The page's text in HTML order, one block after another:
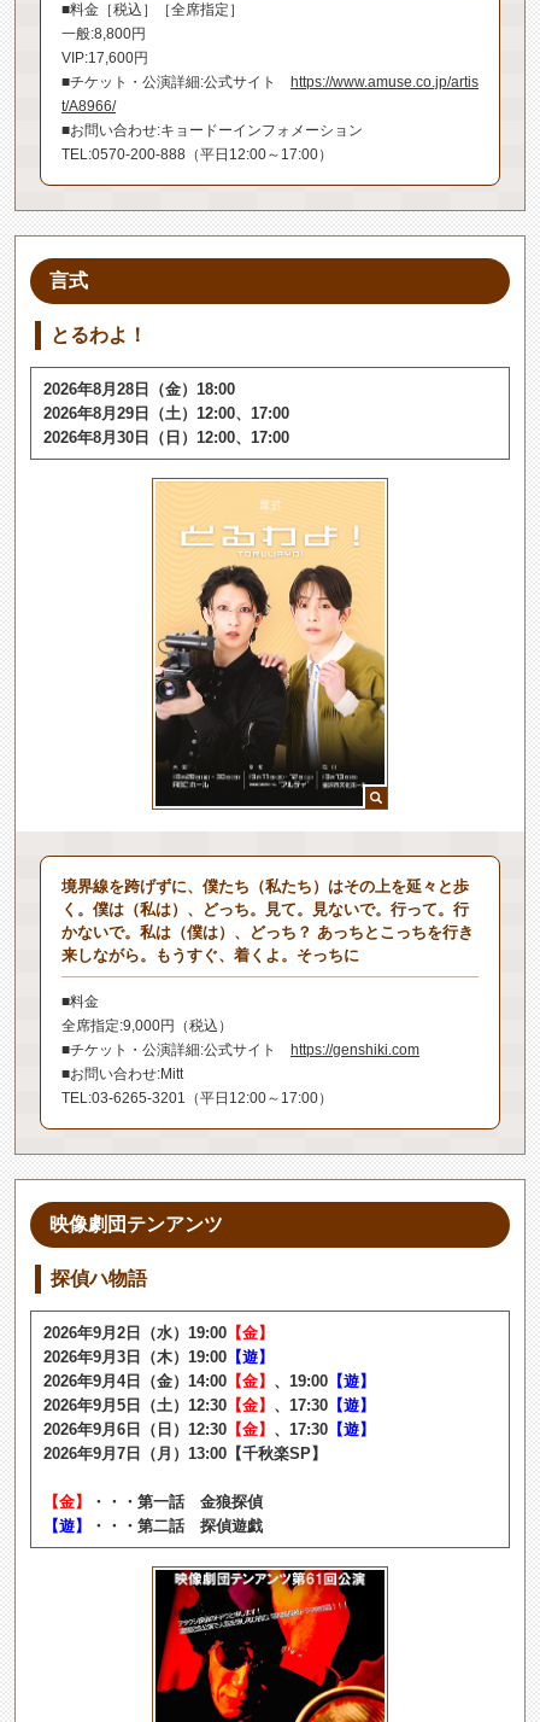
■料金［税込］［全席指定］
一般:8,800円
VIP:17,600円
■チケット・公演詳細:公式サイト
https://www.amuse.co.jp/artis
t/A8966/
■お問い合わせ:キョードーインフォメーション
TEL:0570-200-888（平日12:00～17:00）
言式
とるわよ！
2026年8月28日（金）18:00
2026年8月29日（土）12:00、17:00
2026年8月30日（日）12:00、17:00
境界線を跨げずに、僕たち（私たち）はその上を延々と歩
く。僕は（私は）、どっち。見て。見ないで。行って。行
かないで。私は（僕は）、どっち？ あっちとこっちを行き
来しながら。もうすぐ、着くよ。そっちに
■料金
全席指定:9,000円（税込）
■チケット・公演詳細:公式サイト
https://genshiki.com
■お問い合わせ:Mitt
TEL:03-6265-3201（平日12:00～17:00）
映像劇団テンアンツ
探偵ハ物語
2026年9月2日（水）19:00 【金】
2026年9月3日（木）19:00 【遊】
2026年9月4日（金）14:00 【金】 、19:00 【遊】
2026年9月5日（土）12:30 【金】 、17:30 【遊】
2026年9月6日（日）12:30 【金】 、17:30 【遊】
2026年9月7日（月）13:00【千秋楽SP】
【金】
・・・第一話 金狼探偵
【遊】
・・・第二話 探偵遊戯